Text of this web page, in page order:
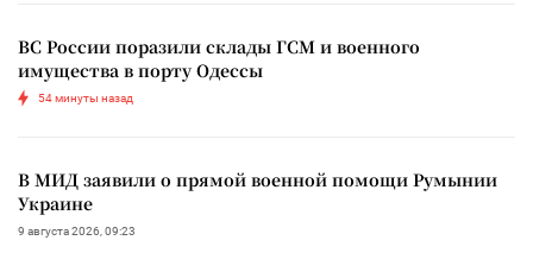
ВС России поразили склады ГСМ и военного
имущества в порту Одессы
54 минуты назад
В МИД заявили о прямой военной помощи Румынии
Украине
9 августа 2026, 09:23